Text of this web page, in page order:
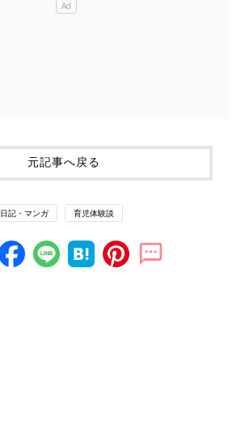
元記事へ戻る
日記・マンガ 育児体験談